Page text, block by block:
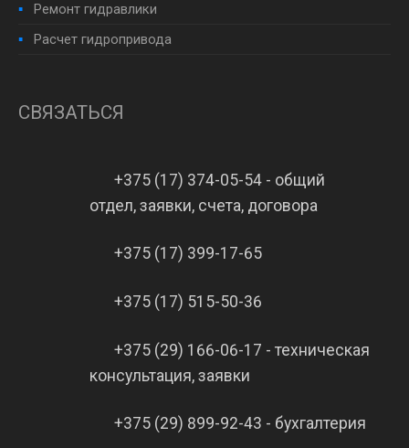
Ремонт гидравлики
Расчет гидропривода
СВЯЗАТЬСЯ
+375 (17) 374-05-54 - общий
отдел, заявки, счета, договора
+375 (17) 399-17-65
+375 (17) 515-50-36
+375 (29) 166-06-17 - техническая
консультация, заявки
+375 (29) 899-92-43 - бухгалтерия